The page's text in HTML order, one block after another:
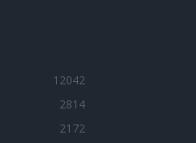
12042
2814
2172